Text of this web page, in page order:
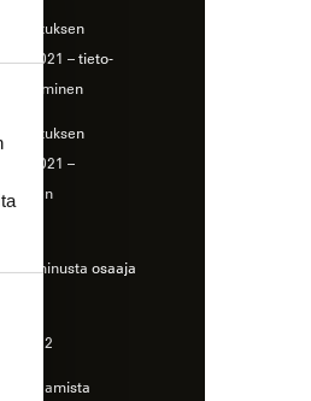
koulutuksen
2021 – tieto-
koulutuksen
2021 –
ja minusta osaaja
2